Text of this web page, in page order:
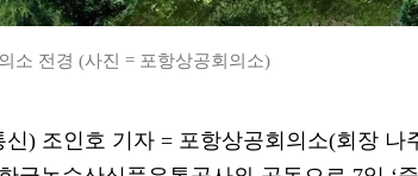
소 전경 (사진 = 포항상공회의소)
신) 조인호 기자 = 포항상공회의소(회장 나